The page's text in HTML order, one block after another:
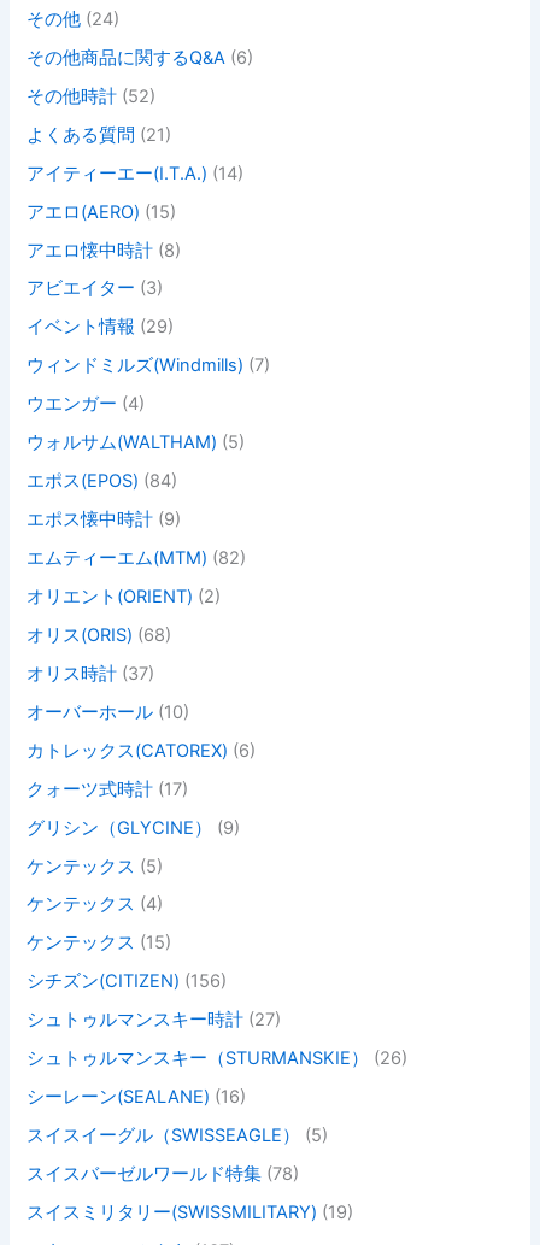
その他 (24)
その他商品に関するQ&A (6)
その他時計 (52)
よくある質問 (21)
アイティーエー(I.T.A.) (14)
アエロ(AERO) (15)
アエロ懐中時計 (8)
アビエイター (3)
イベント情報 (29)
ウィンドミルズ(Windmills) (7)
ウエンガー (4)
ウォルサム(WALTHAM) (5)
エポス(EPOS) (84)
エポス懐中時計 (9)
エムティーエム(MTM) (82)
オリエント(ORIENT) (2)
オリス(ORIS) (68)
オリス時計 (37)
オーバーホール (10)
カトレックス(CATOREX) (6)
クォーツ式時計 (17)
グリシン（GLYCINE）
(9)
ケンテックス (5)
ケンテックス (4)
ケンテックス (15)
シチズン(CITIZEN) (156)
シュトゥルマンスキー時計 (27)
シュトゥルマンスキー（STURMANSKIE）
(26)
シーレーン(SEALANE) (16)
スイスイーグル（SWISSEAGLE）
(5)
スイスバーゼルワールド特集 (78)
スイスミリタリー(SWISSMILITARY) (19)